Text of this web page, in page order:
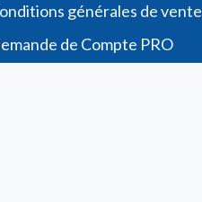
générales de vente
de Compte PRO